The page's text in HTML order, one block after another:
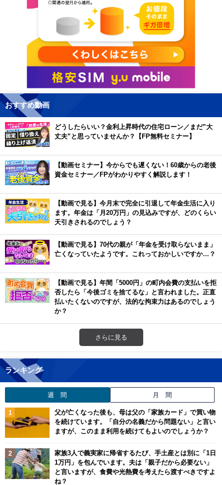
おすすめ動画
どうしたらいい？金利上昇時代の住宅ローン／まだ”大
丈夫”と思っていませんか？【FP無料セミナー】
【動画セミナー】今からでも遅くない！60歳からの老後
資金セミナー／FPがわかりやすく解説します！
【動画で見る】今月末で完全に引退して年金生活に入り
ます。年金は「月20万円」の見込みですが、どのくらい
天引きされるのでしょう？
【動画で見る】70代の親が「年金を受け取らないまま」
亡くなっていたようです。これっておかしいですか…？
【動画で見る】年間「5000円」の町内会費の支払いを拒
否したら「今後ゴミを捨てるな」と言われました。正直
払いたくないのですが、法的な拘束力はあるのでしょう
か？
さらに見る
ランキング
週 間 月 間
父が亡くなった後も、母は父の「家族カード」で買い物
を続けています。「自分の名義だから問題ない」と言い
ますが、このまま利用を続けてもよいのでしょうか？
家族3人で義実家に帰省するたび、手土産とは別に「1日
1万円」を包んでいます。夫は「親子だから必要ない」
と言いますが、食費や光熱費を考えたら渡すべきですよ
ね？